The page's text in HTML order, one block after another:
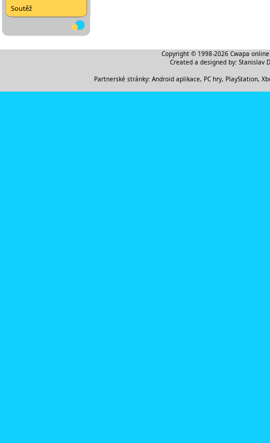
Soutěž
Copyright © 1998-2026 Cwapa
Created a designed by: Stanislav
Partnerské stránky: Android aplikace, PC hry, PlayStation,